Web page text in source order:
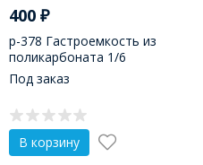
400 ₽
р-378 Гастроемкость из
поликарбоната 1/6
(176х162х100)
Под заказ
В корзину